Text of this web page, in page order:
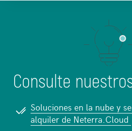
Consulte
Soluciones en la nube y
alquiler de Neterra.Cloud